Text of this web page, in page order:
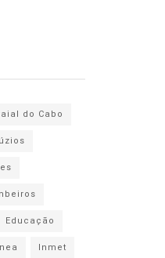
do Cabo
Educação
Inmet